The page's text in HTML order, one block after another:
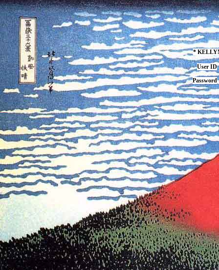
*
User ID
Password